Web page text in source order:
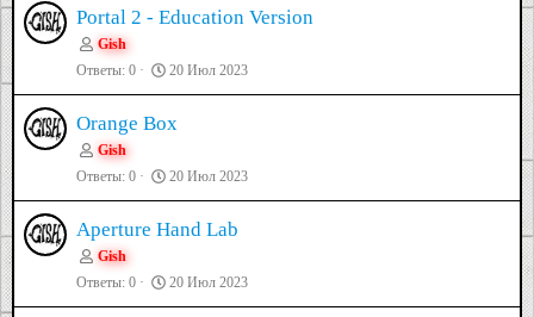
Portal 2 - Education Version
Gish
Ответы 0 20 Июл 2023
Orange Box
Gish
Ответы 0 20 Июл 2023
Aperture Hand Lab
Gish
Ответы 0 20 Июл 2023